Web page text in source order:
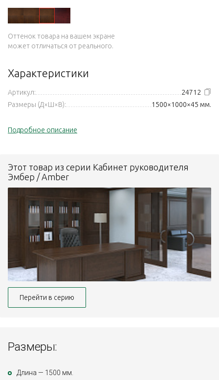
Оттенок товара на вашем экране
может отличаться от реального.
Характеристики
Артикул:
24712
Размеры (Д×Ш×В):
1500×1000×45 мм.
Подробное описание
Этот товар из серии Кабинет руководителя
Эмбер / Amber
Перейти в серию
Размеры:
Длина — 1500 мм.